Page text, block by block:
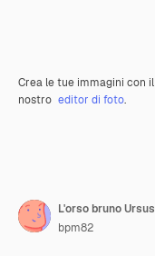
Crea le tue immagini con il
nostro editor di foto.
bpm82